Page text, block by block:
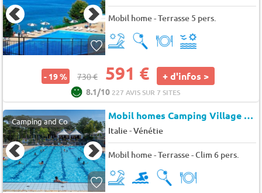
Mobil home - Terrasse 5 pers.
- 19 % 730 € 591 € + d'infos >
8.1/10 227 AVIS SUR 7 SITES
Camping and Co Mobil homes Camping Village Mare Pineta
Italie-Vénétie
Mobil home - Terrasse - Clim 6 pers.